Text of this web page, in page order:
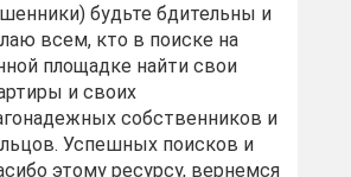
будьте бдительны и
всем, кто в поиске на
площадке найти свои
и своих
собственников и
Успешных поисков и
этому ресурсу, вернемся